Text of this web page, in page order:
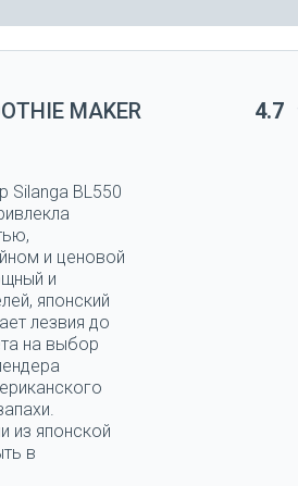
MAKER 4.7
Silanga BL550
и ценовой
и
японский
лезвия до
на выбор
из японской
в